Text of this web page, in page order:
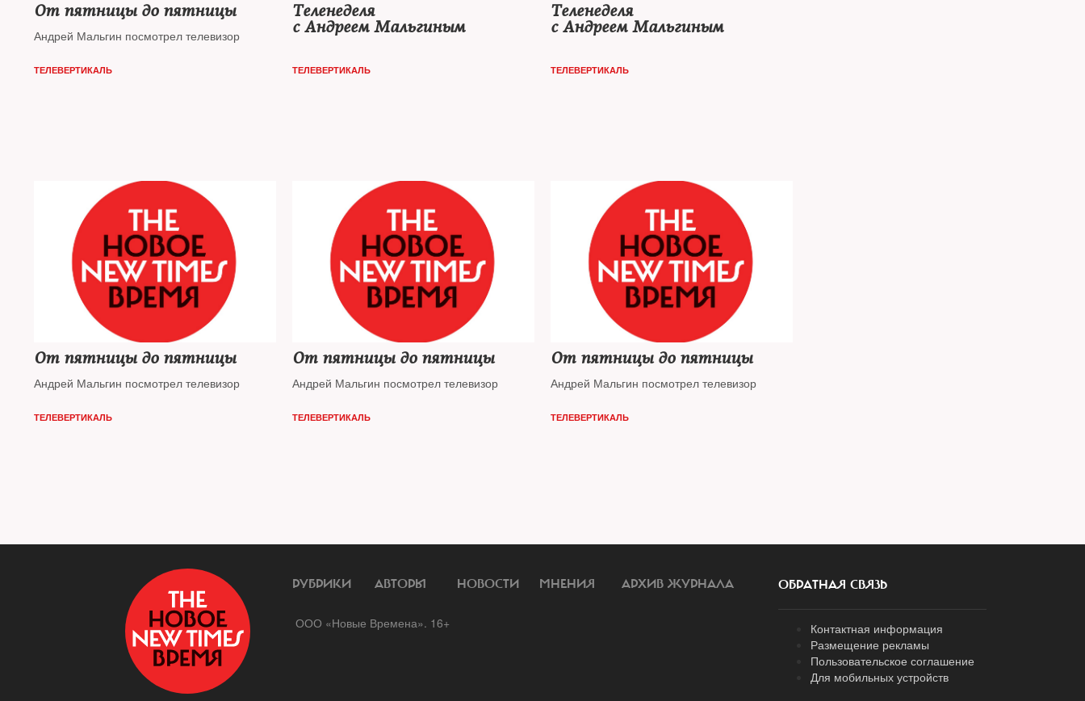
От пятницы до пятницы
Андрей Мальгин посмотрел телевизор
ТЕЛЕВЕРТИКАЛЬ
Теленеделя
с Андреем Мальгиным
ТЕЛЕВЕРТИКАЛЬ
Теленеделя
с Андреем Мальгиным
ТЕЛЕВЕРТИКАЛЬ
От пятницы до пятницы
Андрей Мальгин посмотрел телевизор
ТЕЛЕВЕРТИКАЛЬ
От пятницы до пятницы
Андрей Мальгин посмотрел телевизор
ТЕЛЕВЕРТИКАЛЬ
От пятницы до пятницы
Андрей Мальгин посмотрел телевизор
ТЕЛЕВЕРТИКАЛЬ
РУБРИКИ АВТОРЫ НОВОСТИ МНЕНИЯ АРХИВ ЖУРНАЛА
ООО «Новые Времена». 16+
ОБРАТНАЯ СВЯЗЬ
Контактная информация
Размещение рекламы
Пользовательское соглашение
Для мобильных устройств